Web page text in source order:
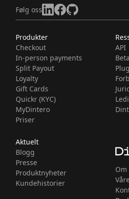
Følg oss
Produkter
Checkout
In-person payments
Split Payout
Loyalty
Gift Cards
Quickr (KYC)
MyDintero
Priser
API
Aktuelt
Blogg
Presse
Produktnyheter
Kundehistorier
Om